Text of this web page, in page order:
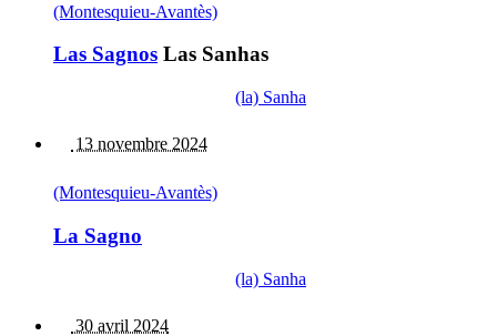
(Montesquieu-Avantès)
Las Sagnos Las Sanhas
(la) Sanha
13 novembre 2024
(Montesquieu-Avantès)
La Sagno
(la) Sanha
30 avril 2024